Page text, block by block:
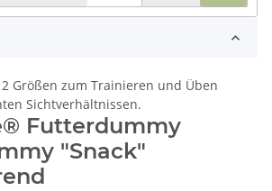
Größen zum Trainieren und Üben
Sichtverhältnissen.
Futterdummy
"Snack"